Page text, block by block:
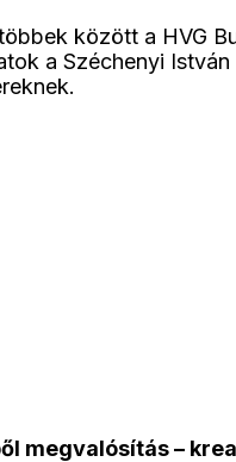
között a HVG
a Széchenyi István
megvalósítás –